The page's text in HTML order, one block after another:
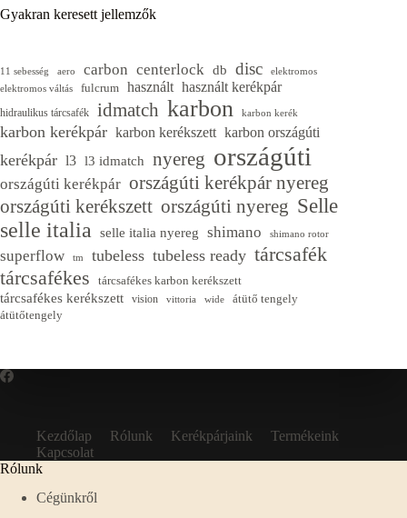
Gyakran keresett jellemzők
11 sebesség aero carbon centerlock db disc
elektromos
elektromos váltás
fulcrum használt használt kerékpár
hidraulikus tárcsafék idmatch karbon karbon kerék
karbon kerékpár karbon kerékszett karbon országúti
kerékpár l3 l3 idmatch nyereg országúti
országúti kerékpár országúti kerékpár nyereg
országúti kerékszett országúti nyereg Selle
selle italia selle italia nyereg shimano shimano rotor
superflow tm tubeless tubeless ready tárcsafék
tárcsafékes
tárcsafékes karbon kerékszett
tárcsafékes kerékszett vision vittoria wide
átütő tengely
átütőtengely
Kezdőlap Rólunk Kerékpárjaink
Termékeink
Kapcsolat
Rólunk
Cégünkről